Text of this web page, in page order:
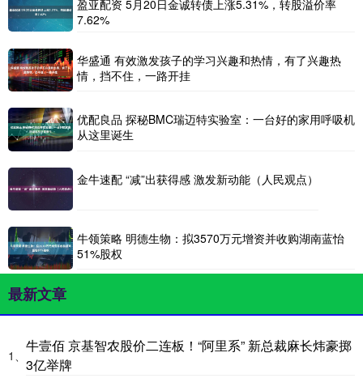
盈亚配资 5月20日金诚转债上涨5.31%，转股溢价率
7.62%
华盛通 有效激发孩子的学习兴趣和热情，有了兴趣热
情，挡不住，一路开挂
优配良品 探秘BMC瑞迈特实验室：一台好的家用呼吸机
从这里诞生
金牛速配 “减”出获得感 激发新动能（人民观点）
牛领策略 明德生物：拟3570万元增资并收购湖南蓝怡
51%股权
最新文章
1、
牛壹佰 京基智农股价二连板！“阿里系” 新总裁麻长炜豪掷
3亿举牌